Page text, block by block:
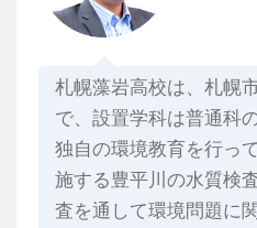
札幌藻岩高校は、札幌
で、設置学科は普通科
独自の環境教育を行っ
施する豊平川の水質検
査を通して環境問題に